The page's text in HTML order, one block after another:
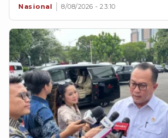
Nasional 8/08/2026 - 23:10